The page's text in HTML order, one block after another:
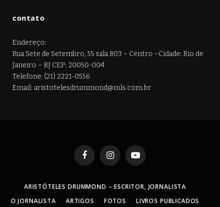
contato
Endereço:
Rua Sete de Setembro, 55 sala 803 – Centro –Cidade: Rio de
Janeiro – RJ CEP: 20050-004
Telefone: (21) 2221-0556
Email: aristotelesdrummond@mls.com.br
FacebookInstagramYouTube
ARISTÓTELES DRUMMOND – ESCRITOR, JORNALISTA
O JORNALISTA
ARTIGOS FOTOS LIVROS PUBLICADOS